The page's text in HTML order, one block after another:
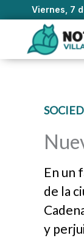
Viernes, 7
contenido
En un
de la
y